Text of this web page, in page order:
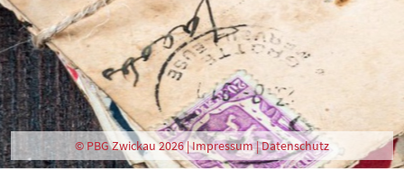
© PBG Zwickau 2026 |Impressum|Datenschutz